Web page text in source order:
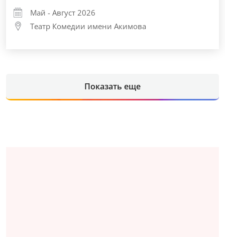
Май - Август 2026
Театр Комедии имени Акимова
Показать еще